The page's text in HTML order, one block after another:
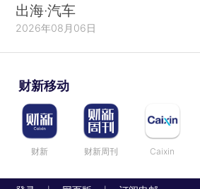
出海·汽车
2026年08月06日
财新移动
财新 财新周刊 Caixin